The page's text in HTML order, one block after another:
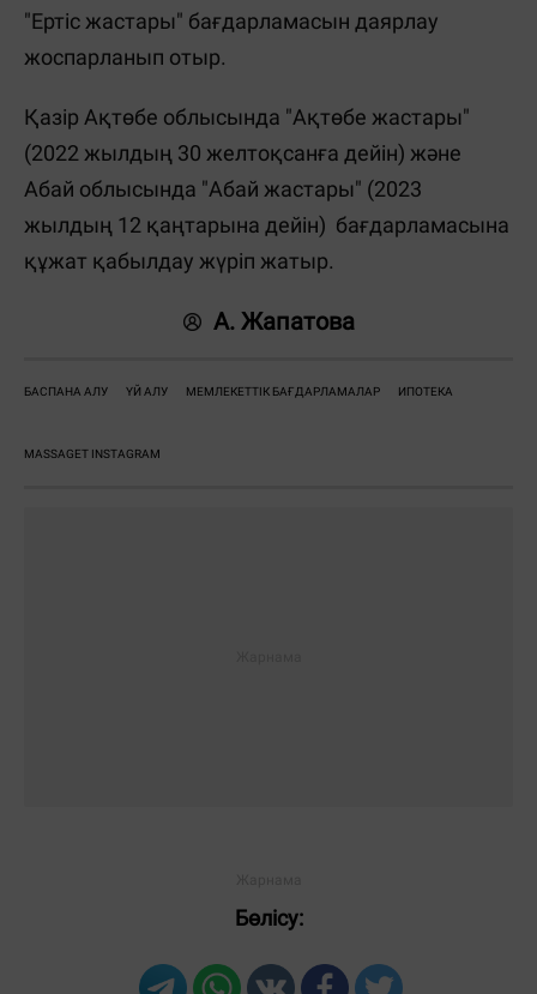
"Ертіс жастары" бағдарламасын даярлау
жоспарланып отыр.
Қазір Ақтөбе облысында "Ақтөбе жастары"
(2022 жылдың 30 желтоқсанға дейін) және
Абай облысында "Абай жастары" (2023
жылдың 12 қаңтарына дейін) бағдарламасына
құжат қабылдау жүріп жатыр.
А. Жапатова
БАСПАНА АЛУ ҮЙ АЛУ МЕМЛЕКЕТТІК БАҒДАРЛАМАЛАР ИПОТЕКА
MASSAGET INSTAGRAM